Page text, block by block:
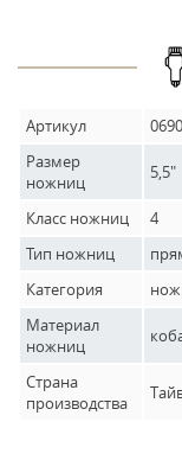
Артикул
Размер
ножниц
5,5"
Класс ножниц
4
Тип ножниц
Категория
Материал
ножниц
Страна
производства